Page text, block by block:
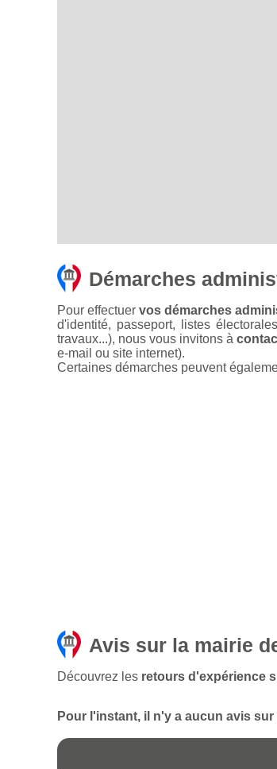
Démarches
Pour effectuer vos démarches
d'identité, passeport, listes
travaux...), nous vous invitons à
e-mail ou site internet).
Certaines démarches peuvent
Avis sur la mairie
Découvrez les retours d'expérience
Pour l'instant, il n'y a aucun avis sur